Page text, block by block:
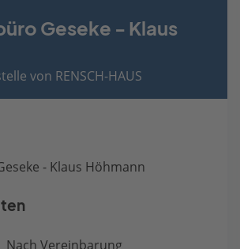
Geseke - Klaus
von RENSCH-HAUS
- Klaus Höhmann
Nach Vereinbarung